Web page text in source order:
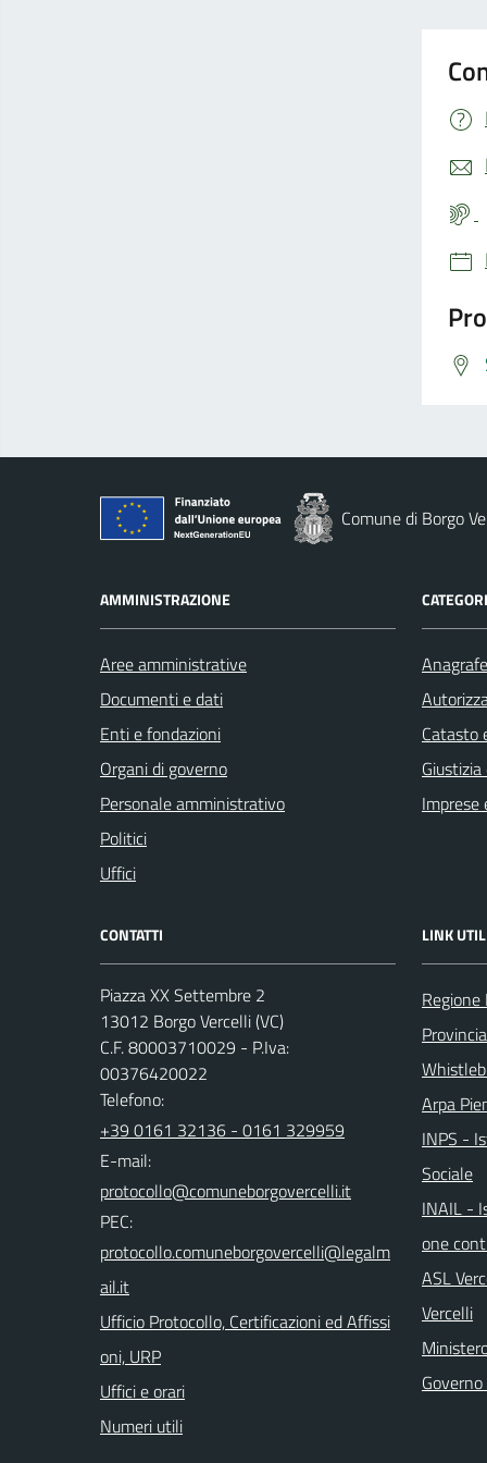
Comune di Borgo
AMMINISTRAZIONE
Aree amministrative
Documenti e dati
Enti e fondazioni
Organi di governo
Personale amministrativo
Politici
Uffici
Catasto
Imprese
CONTATTI
Piazza XX Settembre 2
13012 Borgo Vercelli (VC)
C.F. 80003710029 - P.Iva:
00376420022
Telefono:
+39 0161 32136 - 0161 329959
E-mail:
PEC:
Ufficio Protocollo, Certificazioni ed Affissi
oni, URP
Uffici e orari
Numeri utili
LINK
Arpa
INPS -
Sociale
INAIL -
one
ASL
Vercelli